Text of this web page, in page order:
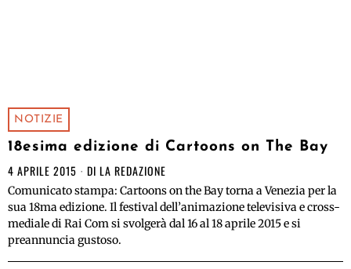
NOTIZIE
18esima edizione di Cartoons on The Bay
4 APRILE 2015 DI LA REDAZIONE
Comunicato stampa: Cartoons on the Bay torna a Venezia per la
sua 18ma edizione. Il festival dell’animazione televisiva e cross-
mediale di Rai Com si svolgerà dal 16 al 18 aprile 2015 e si
preannuncia gustoso.